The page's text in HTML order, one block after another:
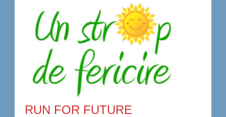
RUN FOR FUTURE